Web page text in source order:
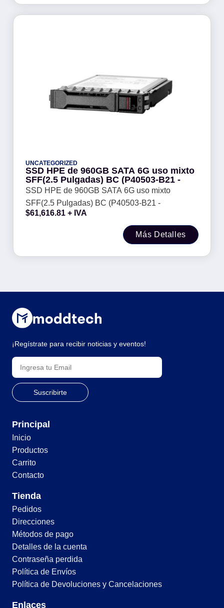
UNCATEGORIZED
SSD HPE de 960GB SATA 6G uso mixto
SFF(2.5 Pulgadas) BC (P40503-B21 -
SSD HPE de 960GB SATA 6G uso mixto
SFF(2.5 Pulgadas) BC (P40503-B21 -
$61,616.81 + IVA
Más Detalles
¡Regístrate para recibir noticias y eventos!
Principal
Inicio
Productos
Carrito
Contacto
Tienda
Pedidos
Direcciones
Métodos de pago
Detalles de la cuenta
Contraseña perdida
Política de Envíos
Política de Devoluciones y Cancelaciones
Enlaces